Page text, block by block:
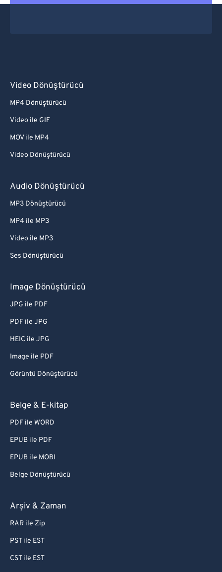
Video Dönüştürücü
MP4 Dönüştürücü
Video ile GIF
MOV ile MP4
Video Dönüştürücü
Audio Dönüştürücü
MP3 Dönüştürücü
MP4 ile MP3
Video ile MP3
Ses Dönüştürücü
Image Dönüştürücü
JPG ile PDF
PDF ile JPG
HEIC ile JPG
Image ile PDF
Görüntü Dönüştürücü
Belge & E-kitap
PDF ile WORD
EPUB ile PDF
EPUB ile MOBI
Belge Dönüştürücü
Arşiv & Zaman
RAR ile Zip
PST ile EST
CST ile EST